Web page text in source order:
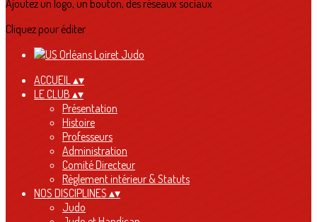
Ajoutez un logo, un bouton, des réseaux sociaux
Cliquez pour éditer
ACCUEIL▴▾
LE CLUB ▴▾
Présentation
Histoire
Professeurs
Administration
Comité Directeur
Règlement intérieur & Statuts
NOS DISCIPLINES ▴▾
Judo